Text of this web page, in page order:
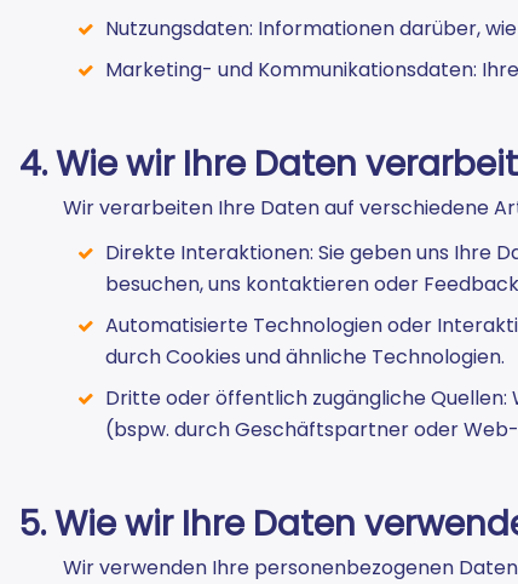
Nutzungsdaten: Informationen darüber,
Marketing- und Kommunikationsdaten:
4. Wie wir Ihre Daten
Wir verarbeiten Ihre Daten auf verschiedene
Direkte Interaktionen: Sie geben uns Ihre
besuchen, uns kontaktieren oder
Automatisierte Technologien oder
durch Cookies und ähnliche Technologien.
Dritte oder öffentlich zugängliche
(bspw. durch Geschäftspartner oder
5. Wie wir Ihre Daten
Wir verwenden Ihre personenbezogenen